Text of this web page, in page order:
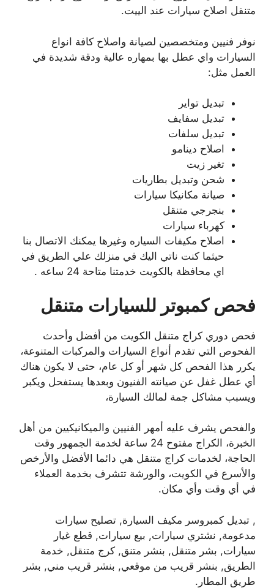
متنقل اصلاح سيارات عند الييت.
نوفر فنيين ومتخصصين لصيانة واصلاح كافة انواع
السيارات واي عطل بها بمهاره عالية ودقة شديدة في
العمل مثل:
تبديل تواير
تبديل سفايف
تبديل سلفات
اصلاح دينامو
تغير زيت
شحن وتبديل بطاريات
صيانة مكانيكا سيارات
بنجرجي متنقل
كهرباء سيارات
اصلاح مكيفات السياره وغيرها يمكنك الاتصال بنا
حيثما كنت ناتي اليك في منزلك علي الطريق في
اي محافظة بالكويت خدمتنا متاحة 24 ساعه .
فحص كمبوتر للسيارات متنقل
فحص دوري كراج متنقل الكويت من أفضل وأحدث
الفحوص التي تقدم أنواع السيارات والمركبات المتنوعة،
يكرر هذا الفحص كل شهر أو كل عام، حتى لا يكون هناك
أي عطل غفل عن صيانته الفنيون وبعدها يستفحل ويكبر
ويسبب مشاكل جمة لمالك السيارة،
والفحص يشرف عليه أمهر الفنيين والميكانيكيين من أهل
الخبرة، الكراج مفتوح 24 ساعة لخدمة الجمهور وقت
الحاجة، لخدمات كراج متنقل هي دائما الأفضل والأرخص
والأسرع في الكويت، والورشة تتشرف بخدمة العملاء
في أي وقت وأي مكان.
, تبديل كمبروسر مكيف السيارة, تصليح سيارات
مدعومة, نشتري سيارات, بيع سيارات, قطع غيار
سيارات, بشر متنقل, بنشر متنق, كرج متنقل, خدمة
الطريق, بنشر قريب من موقعي, بنشر قريب مني, بشر
طريق المطار.